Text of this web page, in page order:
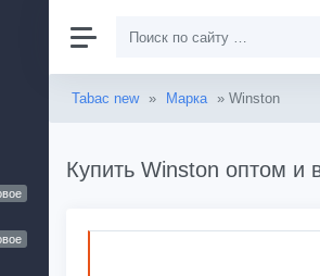
Tabac new » Марка » Winston
Купить Winston оптом и